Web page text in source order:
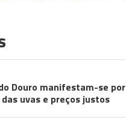
Douro manifestam-se por
uvas e preços justos